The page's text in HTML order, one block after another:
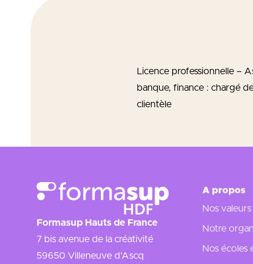
Licence professionnelle –
banque, finance : chargé
clientèle
Formasup Hauts de France
7 bis avenue de la créativité
59650 Villeneuve d’Ascq
A propos
Nos valeurs
Notre
Nos écoles